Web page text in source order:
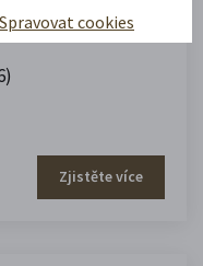
Zjistěte více
Spravovat cookies